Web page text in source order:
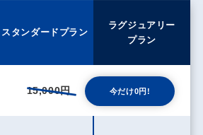
スタンダードプラン
ラグジュアリー
プラン
15,000円 今だけ0円!